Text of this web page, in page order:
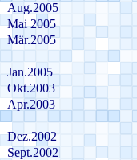
Aug.2005
Mai 2005
Mär.2005
Jan.2005
Okt.2003
Apr.2003
Dez.2002
Sept.2002